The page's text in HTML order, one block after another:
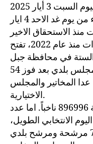
3 أيار 2025
بين السابعة صباحاً والسابعة مساء من يوم غد الاحد 4 ايار
منذ الاستحقاق الاخير
عام 2016، ثم التمديد لثلاث سنوات منذ عام 2022، تفتح
الستة في محافظة جبل
لبنان، وذلك لانتخاب اعضاء 276 مجلس بلدي بعد فوز 54
بالتزكية من أصل 330، عدا المخاتير والمجلس
الاختيارية.
عدد الناخبين المدعوين للمشاركة 896996 ناخباً. اما عدد
الانتخابي الطويل،
المخصص للاختيار بين حوالى 7000 مرشحة ومرشح بلدي